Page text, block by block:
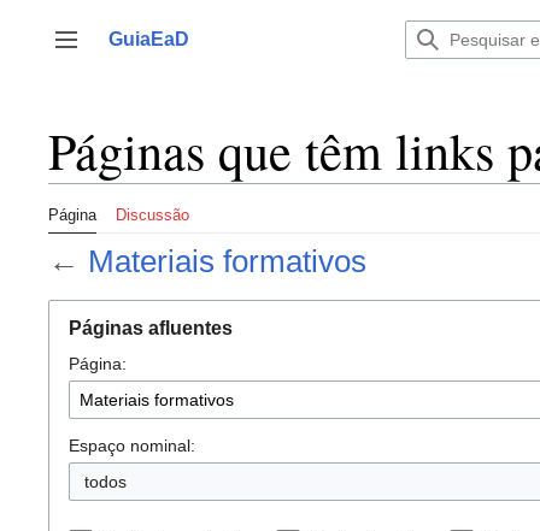
para
Alternar barra lateral
GuiaEaD
Páginas que têm links
Página Discussão
← Materiais formativos
Páginas afluentes
Página:
Espaço nominal:
todos